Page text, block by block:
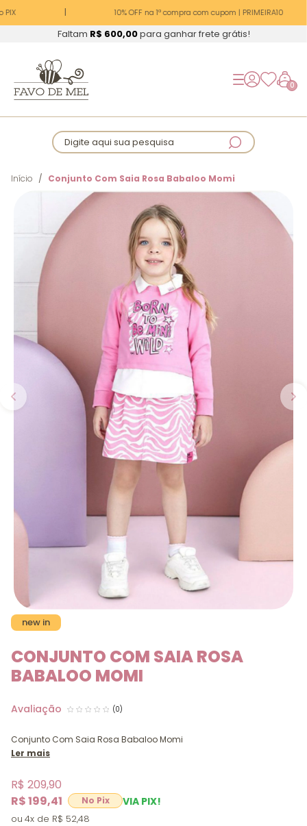
10% OFF na 1ª compra com cupom | PRIMEIRA10
Faltam R$ 600,00para ganhar frete grátis!
0
Digite aqui sua pesquisa
Início Conjunto Com Saia Rosa Babaloo Momi
new in
CONJUNTO COM SAIA ROSA
BABALOO MOMI
(0)
Conjunto Com Saia Rosa Babaloo Momi
Ler mais
R$ 199,41 VIA PIX!
R$ 209,90
4x R$ 52,48